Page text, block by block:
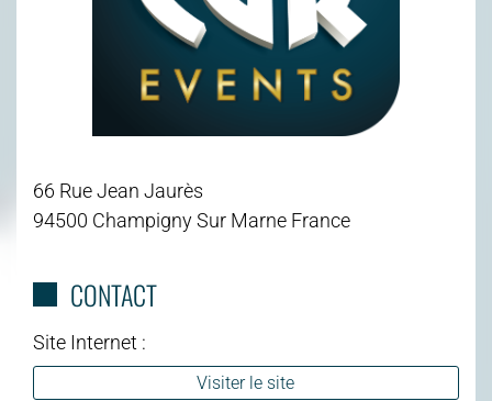
66 Rue Jean Jaurès
94500 Champigny Sur Marne France
CONTACT
Site Internet :
Visiter le site